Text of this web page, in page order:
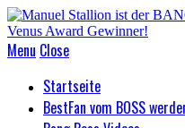
Menu Close
Startseite
BestFan vom BOSS